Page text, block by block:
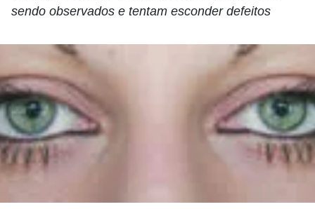
sendo observados e tentam esconder defeitos